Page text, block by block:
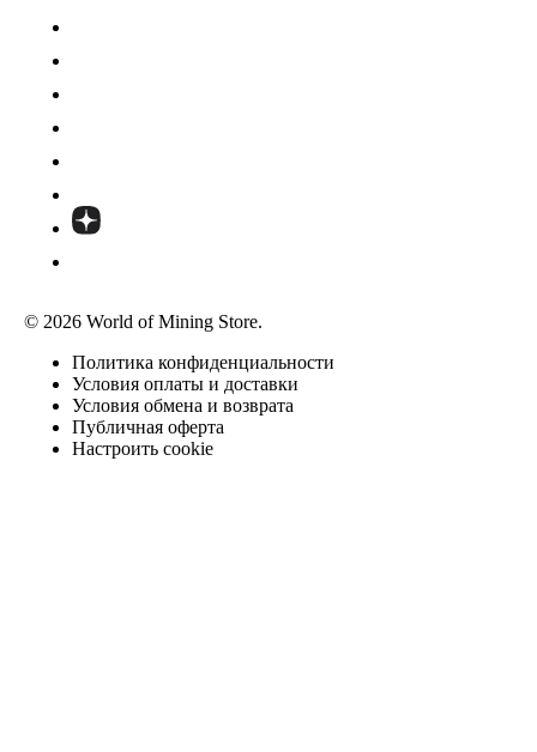
© 2026 World of Mining Store.
Политика конфиденциальности
Условия оплаты и доставки
Условия обмена и возврата
Публичная оферта
Настроить cookie